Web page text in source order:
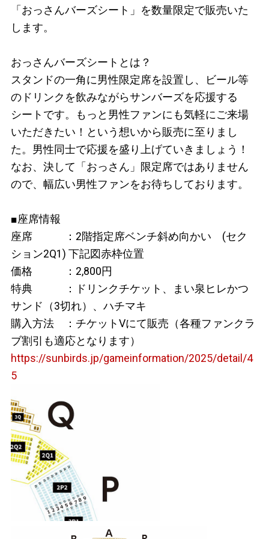
「おっさんバーズシート」を数量限定で販売いた
します。
おっさんバーズシートとは？
スタンドの一角に男性限定席を設置し、ビール等
のドリンクを飲みながらサンバーズを応援する
シートです。もっと男性ファンにも気軽にご来場
いただきたい！という想いから販売に至りまし
た。男性同士で応援を盛り上げていきましょう！
なお、決して「おっさん」限定席ではありません
ので、幅広い男性ファンをお待ちしております。
■座席情報
座席 ：2階指定席ベンチ斜め向かい (セク
ション2Q1) 下記図赤枠位置
価格 ：2,800円
特典 ：ドリンクチケット、まい泉ヒレかつ
サンド（3切れ）、ハチマキ
購入方法 ：チケットVにて販売（各種ファンクラ
ブ割引も適応となります）
https://sunbirds.jp/gameinformation/2025/detail/4
5